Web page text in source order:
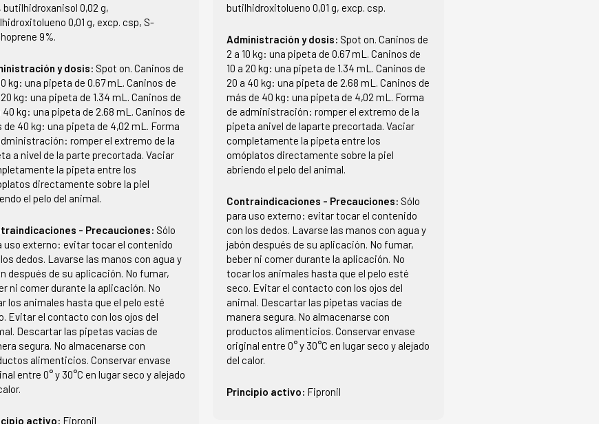
butilhidroxanisol 0,02 g,
0,01 g, excp. csp, S-
9%.
y dosis: Spot on. Caninos de
kg: una pipeta de 0.67 mL. Caninos de
20 kg: una pipeta de 1.34 mL. Caninos de
40 kg: una pipeta de 2.68 mL. Caninos de
de 40 kg: una pipeta de 4,02 mL. Forma
romper el extremo de la
a nivel de la parte precortada. Vaciar
la pipeta entre los
directamente sobre la piel
el pelo del animal.
- Precauciones: Sólo
uso externo: evitar tocar el contenido
dedos. Lavarse las manos con agua y
después de su aplicación. No fumar,
ni comer durante la aplicación. No
los animales hasta que el pelo esté
Evitar el contacto con los ojos del
Descartar las pipetas vacías de
segura. No almacenarse con
alimenticios. Conservar envase
entre 0° y 30°C en lugar seco y alejado
activo: Fipronil
butilhidroxitolueno 0,01 g, excp. csp.
Administración y dosis: Spot on. Caninos de
2 a 10 kg: una pipeta de 0.67 mL. Caninos de
10 a 20 kg: una pipeta de 1.34 mL. Caninos de
20 a 40 kg: una pipeta de 2.68 mL. Caninos de
más de 40 kg: una pipeta de 4,02 mL. Forma
de administración: romper el extremo de la
pipeta anivel de laparte precortada. Vaciar
completamente la pipeta entre los
omóplatos directamente sobre la piel
abriendo el pelo del animal.
Contraindicaciones - Precauciones: Sólo
para uso externo: evitar tocar el contenido
con los dedos. Lavarse las manos con agua y
jabón después de su aplicación. No fumar,
beber ni comer durante la aplicación. No
tocar los animales hasta que el pelo esté
seco. Evitar el contacto con los ojos del
animal. Descartar las pipetas vacías de
manera segura. No almacenarse con
productos alimenticios. Conservar envase
original entre 0° y 30°C en lugar seco y alejado
del calor.
Principio activo: Fipronil